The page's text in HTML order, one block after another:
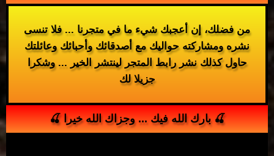
من فضلك، إن أعجبك شيء ما في متجرنا ... فلا تنسى
نشره ومشاركته حواليك مع أصدقائك وأحبائك وعائلتك
حاول كذلك نشر رابط المتجر لينتشر الخير ... وشكرا
جزيلا لك
🍒 بارك الله فيك ... وجزاك الله خيرا 🍒